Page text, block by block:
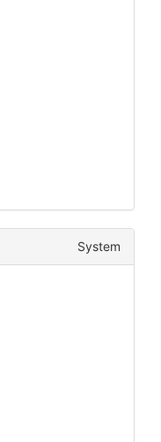
System